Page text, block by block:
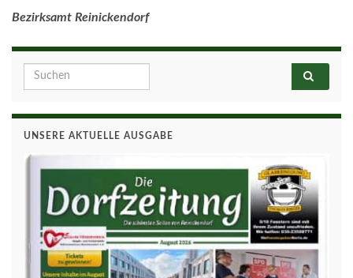
Bezirksamt Reinickendorf
Search for:
UNSERE AKTUELLE AUSGABE